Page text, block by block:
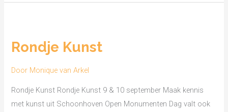
Rondje Kunst
Door Monique van Arkel
Rondje Kunst Rondje Kunst 9 & 10 september Maak kennis
met kunst uit Schoonhoven Open Monumenten Dag valt ook